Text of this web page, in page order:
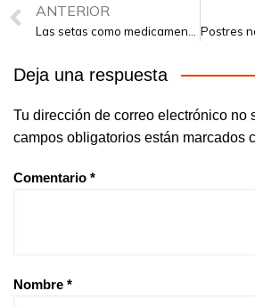
ANTERIOR
Postres
Deja una respuesta
Tu dirección de correo electrónico no
campos obligatorios están marcados
Comentario *
Nombre *